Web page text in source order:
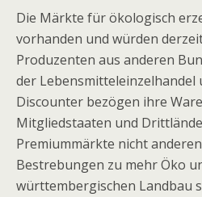
Die Märkte für ökologisch
vorhanden und würden
Produzenten aus anderen
der Lebensmitteleinzelhandel
Discounter bezögen ihre
Mitgliedstaaten und
Premiummärkte nicht
Bestrebungen zu mehr Öko
württembergischen Landbau